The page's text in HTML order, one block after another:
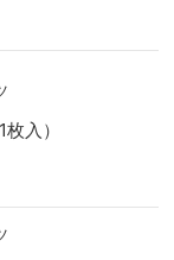
入）